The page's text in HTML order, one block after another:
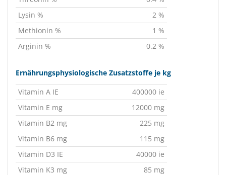
Lysin %
2 %
Methionin %
1 %
Arginin %
0.2 %
Ernährungsphysiologische Zusatzstoffe je kg
Vitamin A IE
400000 ie
Vitamin E mg
12000 mg
Vitamin B2 mg
225 mg
Vitamin B6 mg
115 mg
Vitamin D3 IE
40000 ie
Vitamin K3 mg
85 mg